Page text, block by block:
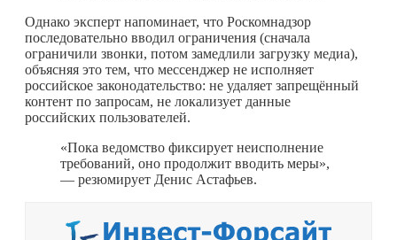
Однако эксперт напоминает, что Роскомнадзор
последовательно вводил ограничения (сначала
ограничили звонки, потом замедлили загрузку медиа),
объясняя это тем, что мессенджер не исполняет
российское законодательство: не удаляет запрещённый
контент по запросам, не локализует данные
российских пользователей.
«Пока ведомство фиксирует неисполнение
требований, оно продолжит вводить меры»,
— резюмирует Денис Астафьев.